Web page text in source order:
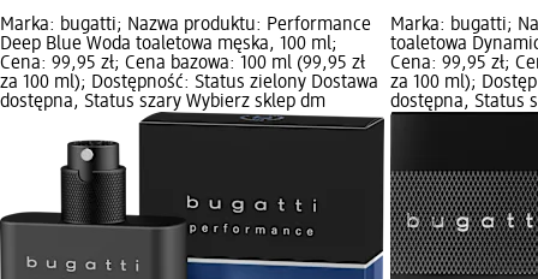
Marka: bugatti; Nazwa produktu: Performance
Deep Blue Woda toaletowa męska, 100 ml;
Cena: 99,95 zł; Cena bazowa: 100 ml (99,95 zł
za 100 ml); Dostępność: Status zielony Dostawa
dostępna, Status szary Wybierz sklep dm
Marka: bugatti;
toaletowa
Cena: 99,95 zł;
za 100 ml);
dostępna, Status